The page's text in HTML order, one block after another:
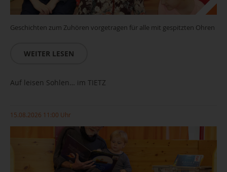
Geschichten zum Zuhören vorgetragen für alle mit gespitzten Ohren
WEITER LESEN
Auf leisen Sohlen… im TIETZ
15.08.2026 11:00 Uhr